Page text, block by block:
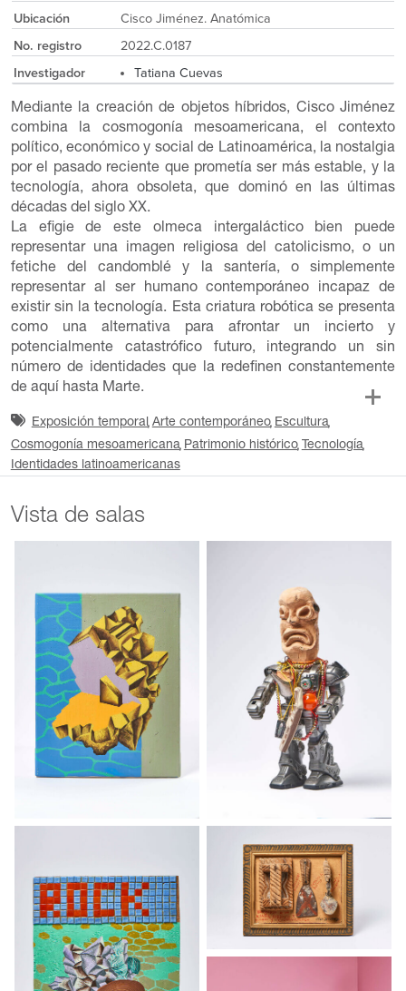
Ubicación
Cisco Jiménez. Anatómica
No. registro
2022.C.0187
Investigador
Tatiana Cuevas
Mediante la creación de objetos híbridos, Cisco Jiménez
combina la cosmogonía mesoamericana, el contexto
político, económico y social de Latinoamérica, la nostalgia
por el pasado reciente que prometía ser más estable, y la
tecnología, ahora obsoleta, que dominó en las últimas
décadas del siglo XX.
La efigie de este olmeca intergaláctico bien puede
representar una imagen religiosa del catolicismo, o un
fetiche del candomblé y la santería, o simplemente
representar al ser humano contemporáneo incapaz de
existir sin la tecnología. Esta criatura robótica se presenta
como una alternativa para afrontar un incierto y
potencialmente catastrófico futuro, integrando un sin
número de identidades que la redefinen constantemente
de aquí hasta Marte.
Exposición temporal Arte contemporáneo Escultura
Cosmogonía mesoamericana Patrimonio histórico Tecnología
Identidades latinoamericanas
Vista de salas